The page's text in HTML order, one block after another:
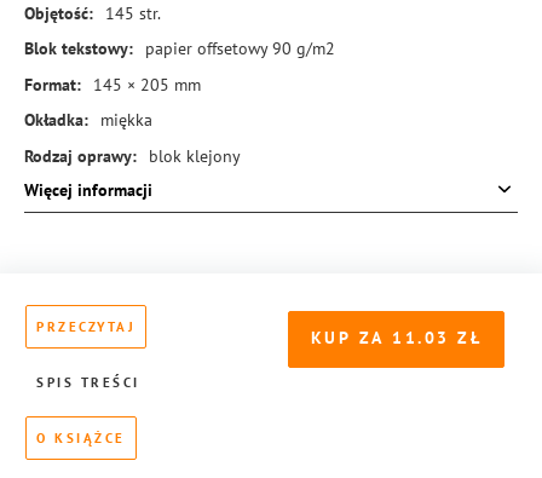
Objętość: 145 str.
Blok tekstowy:
papier offsetowy 90 g/m2
Format:
145 × 205 mm
Okładka:
miękka
Rodzaj oprawy:
blok klejony
ISBN:
978-83-8189-515-6
Więcej informacji
KUP ZA 11.03
PRZECZYTAJ
SPIS TREŚCI
O KSIĄŻCE